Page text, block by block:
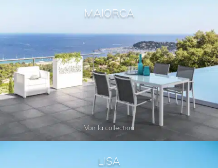
MAIORCA
Voir la collection
LISA